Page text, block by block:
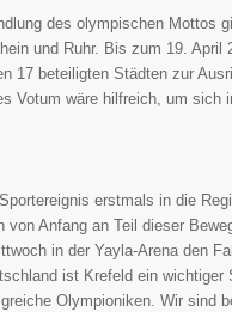
des olympischen Mottos
und Ruhr. Bis zum 19.
17 beteiligten Städten zur
Votum wäre hilfreich, um sich
erstmals in die
von Anfang an Teil dieser
in der Yayla-Arena den
ist Krefeld ein wichtiger
Olympioniken. Wir sind